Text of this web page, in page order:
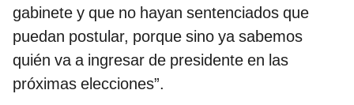
gabinete y que no hayan sentenciados que
puedan postular, porque sino ya sabemos
quién va a ingresar de presidente en las
próximas elecciones”.